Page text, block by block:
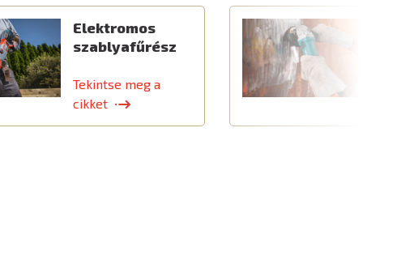
Elektromos
szablyafűrész
Tekintse meg a
cikket